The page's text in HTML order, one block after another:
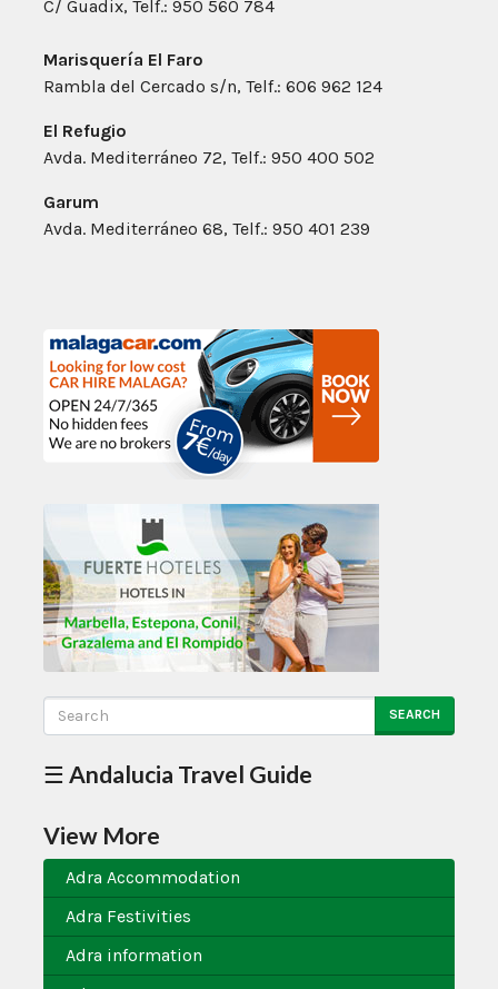
C/ Guadix, Telf.: 950 560 784
Marisquería El Faro
Rambla del Cercado s/n, Telf.: 606 962 124
El Refugio
Avda. Mediterráneo 72, Telf.: 950 400 502
Garum
Avda. Mediterráneo 68, Telf.: 950 401 239
SEARCH
☰ Andalucia Travel Guide
View More
Adra Accommodation
Adra Festivities
Adra information